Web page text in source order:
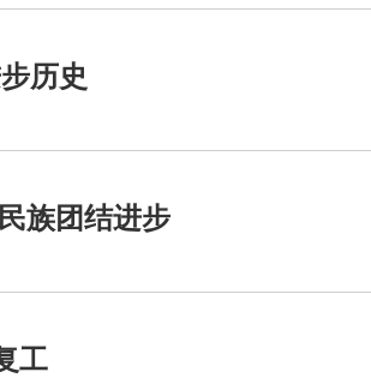
历史
族团结进步
工